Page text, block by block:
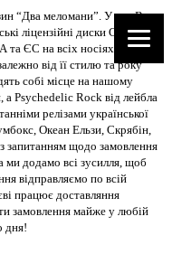
“Два меломани”. У нас Ви
ліцензійні диски CD, DVD,
та ЄС на всіх носіях. В
від її стилю та року
собі місце на нашому
а Psychedelic Rock від лейбла
релізами української
Океан Ельзи, Скрябін,
запитанням щодо замовлення
ми додамо всі зусилля, щоб
відправляємо по всій
працює доставляння
замовлення майже у любій
дня!